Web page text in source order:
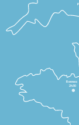
Rennes
2h30